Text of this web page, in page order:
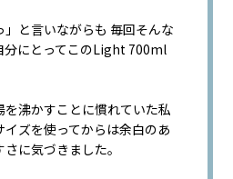
と言いながらも 毎回そんな
分にとってこのLight 700ml
沸かすことに慣れていた私
ズを使ってからは余白のあ
に気づきました。